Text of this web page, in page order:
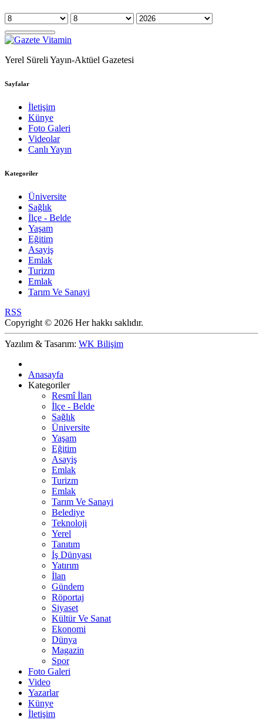
Yerel Süreli Yayın-Aktüel Gazetesi
Sayfalar
İletişim
Künye
Foto Galeri
Videolar
Canlı Yayın
Kategoriler
Üniversite
Sağlık
İlçe - Belde
Yaşam
Eğitim
Asayiş
Emlak
Turizm
Emlak
Tarım Ve Sanayi
RSS
Copyright © 2026 Her hakkı saklıdır.
Yazılım & Tasarım: WK Bilişim
Anasayfa
Kategoriler
Resmî İlan
İlçe - Belde
Sağlık
Üniversite
Yaşam
Eğitim
Asayiş
Emlak
Turizm
Emlak
Tarım Ve Sanayi
Belediye
Teknoloji
Yerel
Tanıtım
İş Dünyası
Yatırım
İlan
Gündem
Röportaj
Siyaset
Kültür Ve Sanat
Ekonomi
Dünya
Magazin
Spor
Foto Galeri
Video
Yazarlar
Künye
İletişim